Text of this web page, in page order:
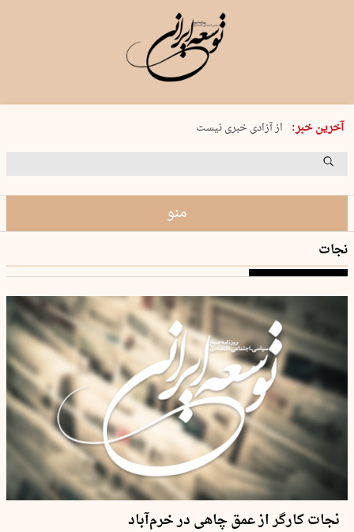
آخرین خبر:
یکشنبه 18 مرداد 1405 شماره 2245
از آزادی خبری نیست
۸۸۸ نفر سال گذشته بر اثر غرق‌شدگی جان …
منو
نجات
نجات کارگر از عمق چاهی در خرم‌آباد